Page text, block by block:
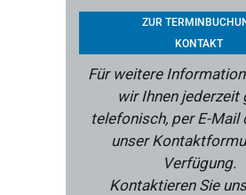
ZUR
KONTAKT
Für weitere
wir Ihnen jederzeit
telefonisch, per E-Mail
unser
Verfügung.
Kontaktieren Sie